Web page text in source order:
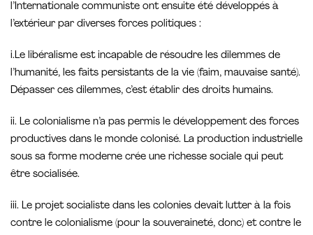
l’Internationale communiste ont ensuite été développés à
l’extérieur par diverses forces politiques :
i.Le libéralisme est incapable de résoudre les dilemmes de
l’humanité, les faits persistants de la vie (faim, mauvaise santé).
Dépasser ces dilemmes, c’est établir des droits humains.
ii. Le colonialisme n’a pas permis le développement des forces
productives dans le monde colonisé. La production industrielle
sous sa forme moderne crée une richesse sociale qui peut
être socialisée.
iii. Le projet socialiste dans les colonies devait lutter à la fois
contre le colonialisme (pour la souveraineté, donc) et contre le